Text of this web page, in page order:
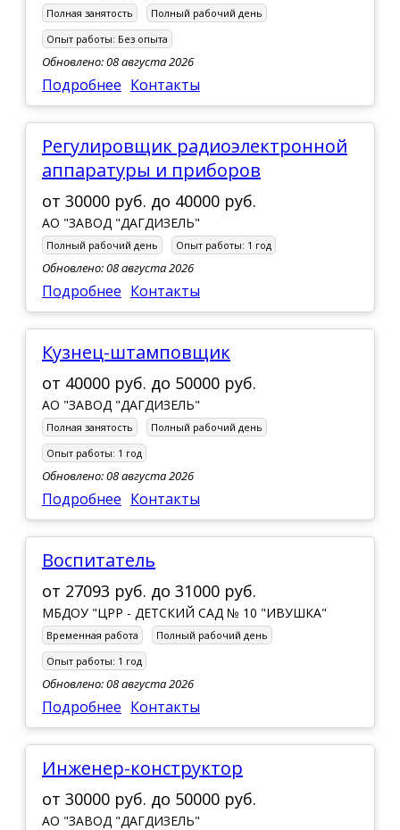
Полная занятость
Полный рабочий день
Опыт работы: Без опыта
Обновлено: 08 августа 2026
Подробнее Контакты
Регулировщик радиоэлектронной
аппаратуры и приборов
от 30000 руб. до 40000 руб.
АО "ЗАВОД "ДАГДИЗЕЛЬ"
Полный рабочий день Опыт работы: 1 год
Обновлено: 08 августа 2026
Подробнее Контакты
Кузнец-штамповщик
от 40000 руб. до 50000 руб.
АО "ЗАВОД "ДАГДИЗЕЛЬ"
Полная занятость
Полный рабочий день
Опыт работы: 1 год
Обновлено: 08 августа 2026
Подробнее Контакты
Воспитатель
от 27093 руб. до 31000 руб.
МБДОУ "ЦРР - ДЕТСКИЙ САД № 10 "ИВУШКА"
Временная работа
Полный рабочий день
Опыт работы: 1 год
Обновлено: 08 августа 2026
Подробнее Контакты
инженер-конструктор
от 30000 руб. до 50000 руб.
АО "ЗАВОД "ДАГДИЗЕЛЬ"